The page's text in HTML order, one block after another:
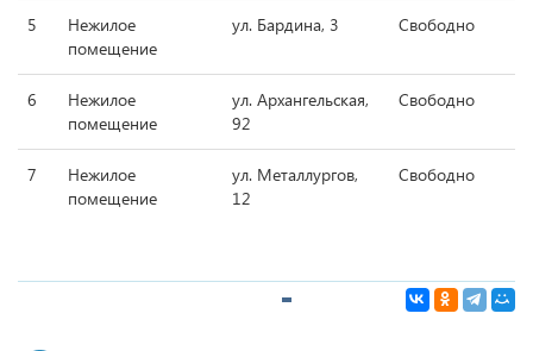
5
Нежилое
помещение
ул. Бардина, 3 Свободно
6
Нежилое
помещение
ул. Архангельская,
92
Свободно
7
Нежилое
помещение
ул. Металлургов,
12
Свободно